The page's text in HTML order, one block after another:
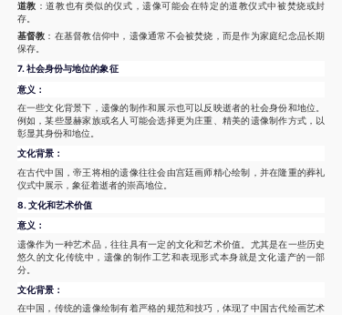
道教 ：道教也有类似的仪式，遗像可能会在特定的道教仪式中被焚烧或封
存。
基督教 ：在基督教信仰中，遗像通常不会被焚烧，而是作为家庭纪念品长期
保存。
7. 社会身份与地位的象征
意义：
在一些文化背景下，遗像的制作和展示也可以反映逝者的社会身份和地位。
例如，某些显赫家族或名人可能会选择更为庄重、精美的遗像制作方式，以
彰显其身份和地位。
文化背景：
在古代中国，帝王将相的遗像往往会由宫廷画师精心绘制，并在隆重的葬礼
仪式中展示，象征着逝者的崇高地位。
8. 文化和艺术价值
意义：
遗像作为一种艺术品，往往具有一定的文化和艺术价值。尤其是在一些历史
悠久的文化传统中，遗像的制作工艺和表现形式本身就是文化遗产的一部
分。
文化背景：
在中国，传统的遗像绘制有着严格的规范和技巧，体现了中国古代绘画艺术